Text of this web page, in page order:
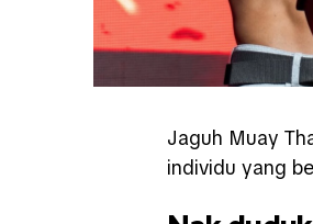
Jaguh Muay
individu yang